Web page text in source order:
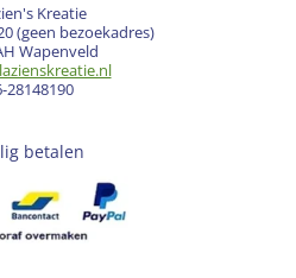
Kreatie
(geen bezoekadres)
Wapenveld
28148190
betalen